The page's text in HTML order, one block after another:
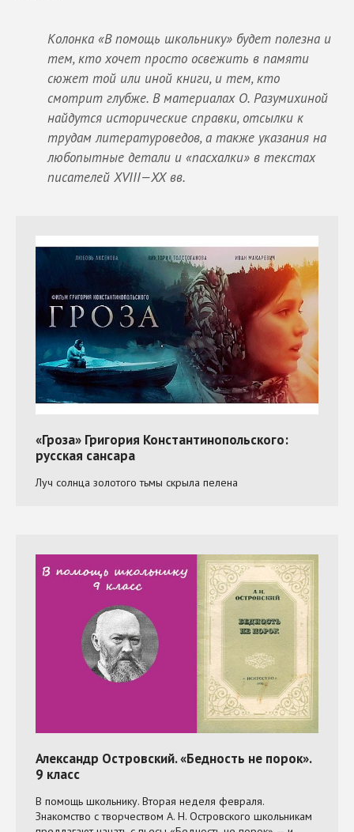
Колонка «В помощь школьнику» будет полезна и
тем, кто хочет просто освежить в памяти
сюжет той или иной книги, и тем, кто
смотрит глубже. В материалах О. Разумихиной
найдутся исторические справки, отсылки к
трудам литературоведов, а также указания на
любопытные детали и «пасхалки» в текстах
писателей XVIII—XXвв.